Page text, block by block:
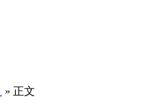
» 正文